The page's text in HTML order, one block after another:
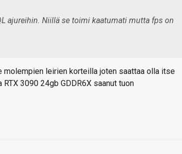
ajureihin. Niillä se toimi kaatumati mutta fps on
molempien leirien korteilla joten saattaa olla itse
3090 24gb GDDR6X saanut tuon